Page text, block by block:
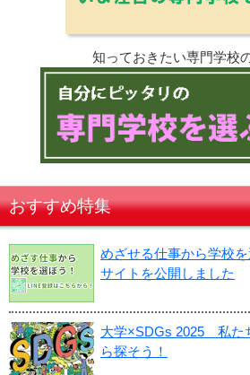
知っておきたい専門学校
おすすめ特集
めざせる仕事から学校
サイトを公開しました
大学×SDGs 2025 私た
ら探そう！